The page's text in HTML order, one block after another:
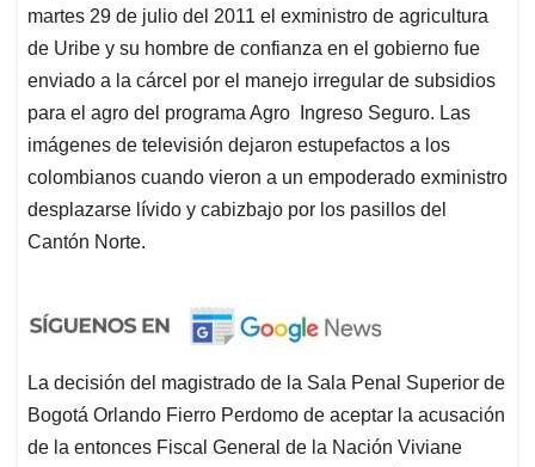
martes 29 de julio del 2011 el exministro de agricultura
de Uribe y su hombre de confianza en el gobierno fue
enviado a la cárcel por el manejo irregular de subsidios
para el agro del programa Agro Ingreso Seguro. Las
imágenes de televisión dejaron estupefactos a los
colombianos cuando vieron a un empoderado exministro
desplazarse lívido y cabizbajo por los pasillos del
Cantón Norte.
La decisión del magistrado de la Sala Penal Superior de
Bogotá Orlando Fierro Perdomo de aceptar la acusación
de la entonces Fiscal General de la Nación Viviane